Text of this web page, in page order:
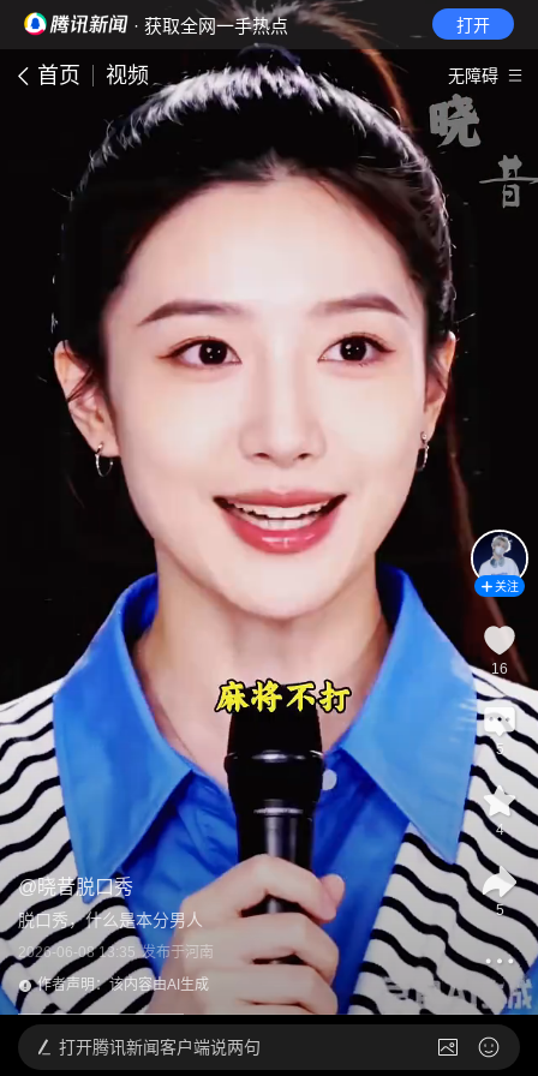
· 获取全网一手热点 打开
首页 视频 无障碍
@晓昔脱口秀
脱口秀，什么是本分男人
2026-06-08 13:35 发布于河南
作者声明：该内容由AI生成
关注
16
5
4
5
打开腾讯新闻客户端说两句